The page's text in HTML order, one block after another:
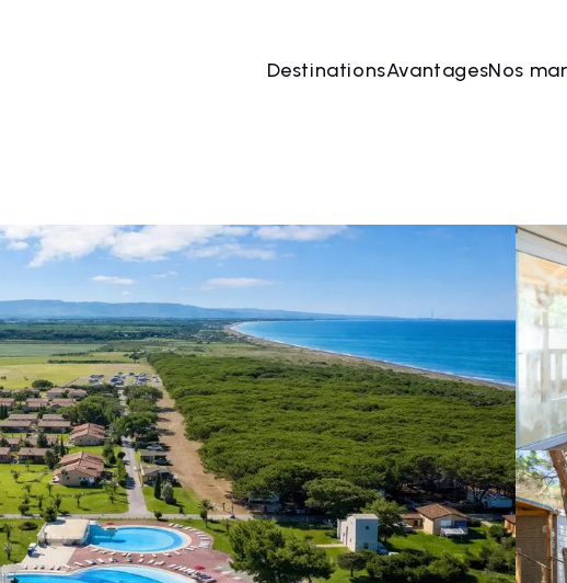
DestinationsAvantagesNos